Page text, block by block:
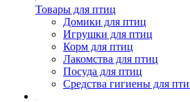
Товары для птиц
Домики для птиц
Игрушки для птиц
Корм для птиц
Лакомства для птиц
Посуда для птиц
Средства гигиены для